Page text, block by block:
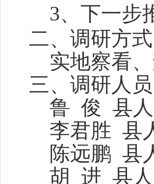
3、下一步
二、调研方式
实地察看
三、调研人员
鲁 俊 县
李君胜 县
陈远鹏 县
胡
进 县